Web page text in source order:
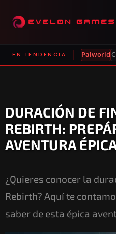
EN TENDENCIA Palworld
DURACIÓN DE
REBIRTH:
AVENTURA
¿Quieres conocer la
Rebirth? Aquí te
saber de esta épica